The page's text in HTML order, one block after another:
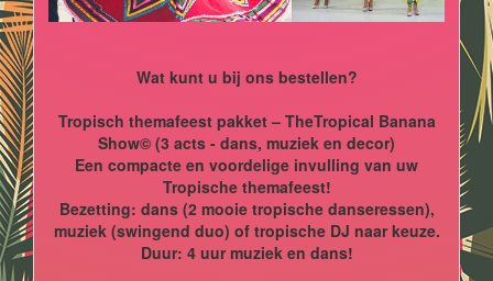
Wat kunt u bij ons bestellen?
Tropisch themafeest pakket – TheTropical Banana
Show© (3 acts - dans, muziek en decor)
Een compacte en voordelige invulling van uw
Tropische themafeest!
Bezetting: dans (2 mooie tropische danseressen),
muziek (swingend duo) of tropische DJ naar keuze.
Duur: 4 uur muziek en dans!